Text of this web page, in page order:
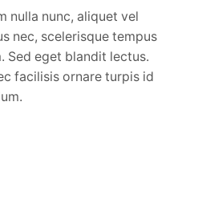
nulla nunc, aliquet vel
nec, scelerisque tempus
Sed eget blandit lectus.
facilisis ornare turpis id